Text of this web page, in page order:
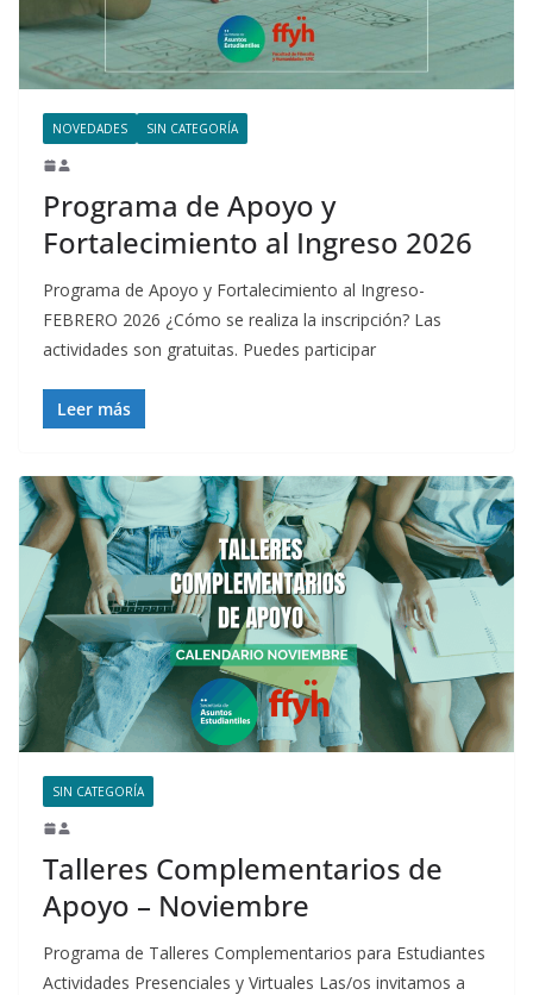
NOVEDADES SIN CATEGORÍA
Programa de Apoyo y
Fortalecimiento al Ingreso 2026
Programa de Apoyo y Fortalecimiento al Ingreso-
FEBRERO 2026 ¿Cómo se realiza la inscripción? Las
actividades son gratuitas. Puedes participar
Leer más
SIN CATEGORÍA
Talleres Complementarios de
Apoyo – Noviembre
Programa de Talleres Complementarios para Estudiantes
Actividades Presenciales y Virtuales Las/os invitamos a